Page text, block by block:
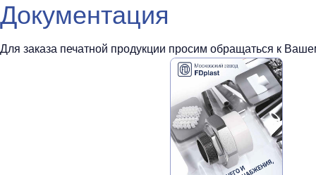
Документация
Для заказа печатной продукции просим обращаться к